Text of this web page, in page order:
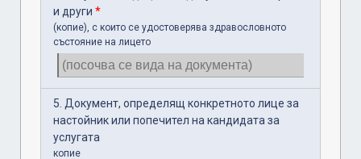
и други *
(копие), с които се удостоверява здравословното
състояние на лицето
5. Документ, определящ конкретното лице за
настойник или попечител на кандидата за
услугата
копие